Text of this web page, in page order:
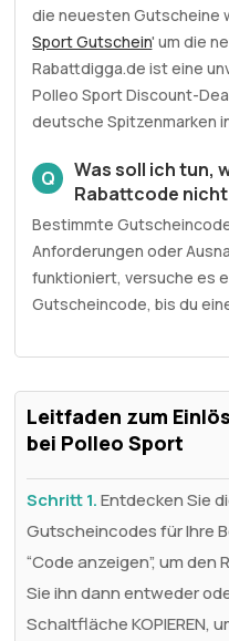
die neuesten Gutscheine
Sport Gutschein' um die
Rabattdigga.de ist eine
Polleo Sport Discount-
deutsche Spitzenmarken
Q
Was soll ich tun,
Rabattcode
Bestimmte
Anforderungen oder
funktioniert, versuche es
Gutscheincode, bis du
Leitfaden zum
bei Polleo Sport
Schritt 1.Entdecken Sie
Gutscheincodes für Ihre
“Code anzeigen”, um
Sie ihn dann entweder
Schaltfläche KOPIEREN,